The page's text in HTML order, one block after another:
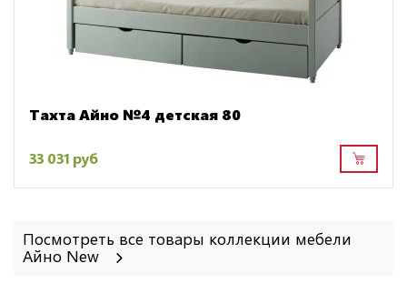
Тахта Айно №4 детская 80
33 031 руб
Посмотреть все товары коллекции мебели
Айно New